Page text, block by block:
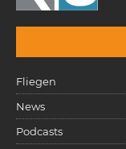
Fliegen
News
Podcasts